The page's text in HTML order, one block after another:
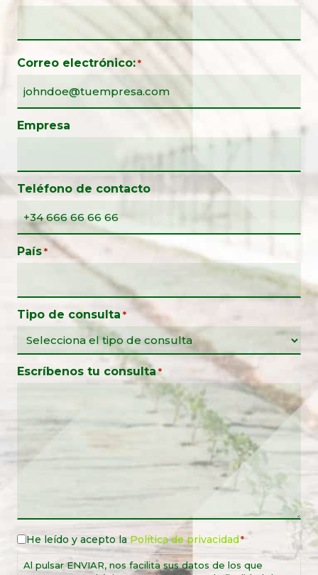
Correo electrónico: *
Empresa
Teléfono de contacto
País *
Tipo de consulta *
Escríbenos tu consulta *
Política
de
privacidad
He leído y acepto la Política de privacidad*
Al pulsar ENVIAR, nos facilita sus datos de los que